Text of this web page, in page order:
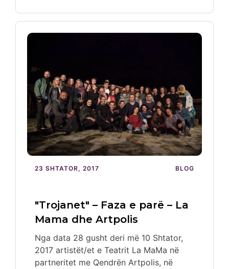
23 SHTATOR, 2017 BLOG
"Trojanet" – Faza e parë – La
Mama dhe Artpolis
Nga data 28 gusht deri më 10 Shtator,
2017 artistët/et e Teatrit La MaMa në
partneritet me Qendrën Artpolis, në